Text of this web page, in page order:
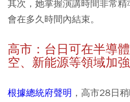
其次，她掌握演講時間非常
會在多久時間內結束。
高市：台日可在半導
空、新能源等領域加
根據總統府聲明 ，高市28日